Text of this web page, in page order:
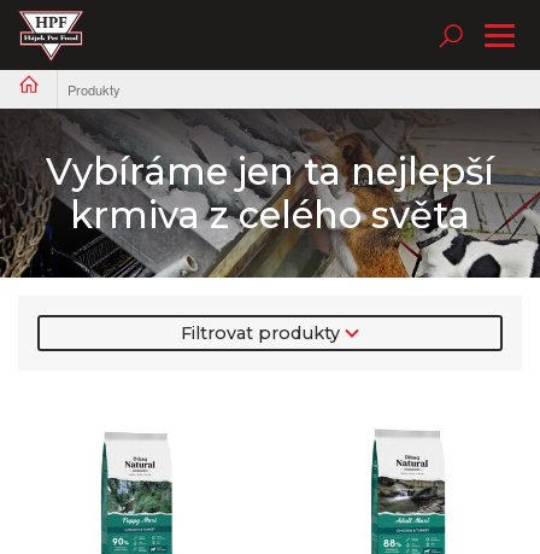
Produkty
Vybíráme jen ta nejlepší
krmiva z celého světa
Filtrovat produkty